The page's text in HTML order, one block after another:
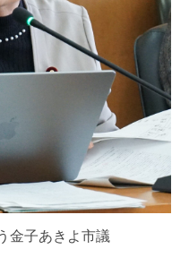
金子あきよ市議